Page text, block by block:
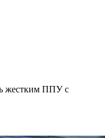
жестким ППУ с